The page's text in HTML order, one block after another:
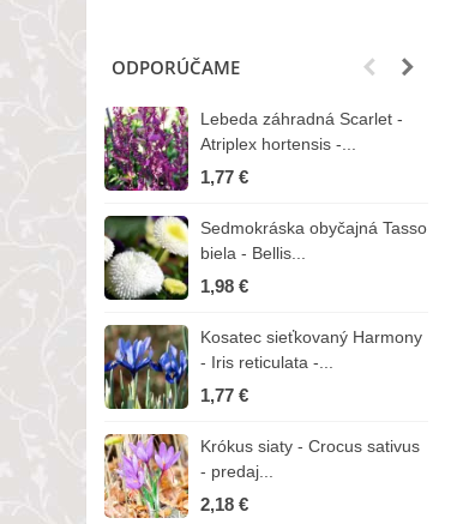
ODPORÚČAME
Lebeda záhradná Scarlet -
Atriplex hortensis -...
1,77 €
Sedmokráska obyčajná Tasso
biela - Bellis...
1,98 €
Kosatec sieťkovaný Harmony
- Iris reticulata -...
1,77 €
Krókus siaty - Crocus sativus
- predaj...
2,18 €